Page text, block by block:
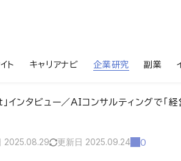
ト キャリアナビ 企業研究 副業
ー／AIコンサルティングで「経営のど真ん中」
2025.08.29 更新日 2025.09.24 0